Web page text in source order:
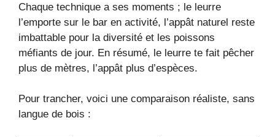
Chaque technique a ses moments ; le leurre
l’emporte sur le bar en activité, l’appât naturel reste
imbattable pour la diversité et les poissons
méfiants de jour. En résumé, le leurre te fait pêcher
plus de mètres, l’appât plus d’espèces.
Pour trancher, voici une comparaison réaliste, sans
langue de bois :